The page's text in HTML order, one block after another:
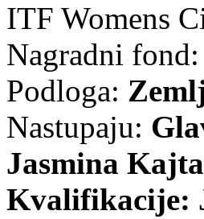
ITF Womens
Nagradni fond:
Podloga:
Nastupaju:
Jasmina
Kvalifikacije: